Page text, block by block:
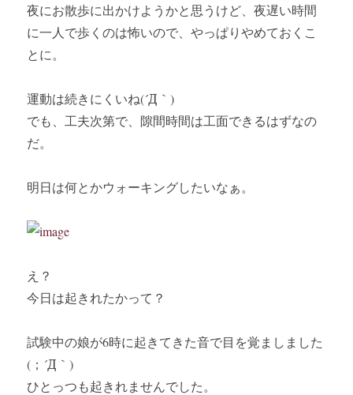
夜にお散歩に出かけようかと思うけど、夜遅い時間
に一人で歩くのは怖いので、やっぱりやめておくこ
とに。
運動は続きにくいね(´Д｀)
でも、工夫次第で、隙間時間は工面できるはずなの
だ。
明日は何とかウォーキングしたいなぁ。
え？
今日は起きれたかって？
試験中の娘が6時に起きてきた音で目を覚ましました
(；´Д｀)
ひとっつも起きれませんでした。